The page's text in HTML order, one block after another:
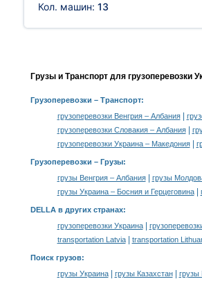
Кол. машин: 13
Грузы и Транспорт для грузоперевозки
Грузоперевозки – Транспорт:
грузоперевозки Венгрия – Албания|
грузоперевозки Словакия – Албания|
грузоперевозки Украина – Македония|
Грузоперевозки – Грузы:
грузы Венгрия – Албания| грузы
грузы Украина – Босния и Герцеговина|
DELLA в других странах:
грузоперевозки Украина|
transportation Latvia| transportation
Поиск грузов:
грузы Украина| грузы Казахстан| грузы